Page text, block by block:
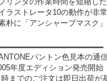
ラストレータ10の動作が非
朴に「アンシャープマスク
パントン色見本の通
年度エディション発売開始
時までのご注文は即日出荷が